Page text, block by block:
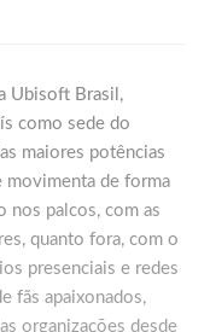
Ubisoft Brasil,
como sede do
maiores potências
movimenta de forma
nos palcos, com as
quanto fora, com o
presenciais e redes
fãs apaixonados,
organizações desde